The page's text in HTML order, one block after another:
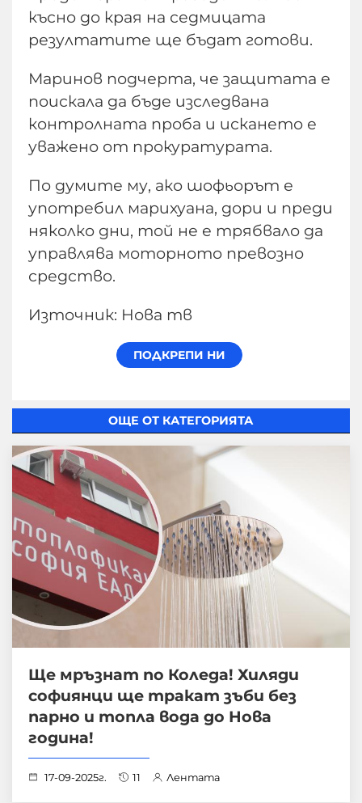
късно до края на седмицата
резултатите ще бъдат готови.
Маринов подчерта, че защитата е
поискала да бъде изследвана
контролната проба и искането е
уважено от прокуратурата.
По думите му, ако шофьорът е
употребил марихуана, дори и преди
няколко дни, той не е трябвало да
управлява моторното превозно
средство.
Източник: Нова тв
ОЩЕ ОТ КАТЕГОРИЯТА
Ще мръзнат по Коледа! Хиляди
софиянци ще тракат зъби без
парно и топла вода до Нова
година!
17-09-2025г. 11 Лентата